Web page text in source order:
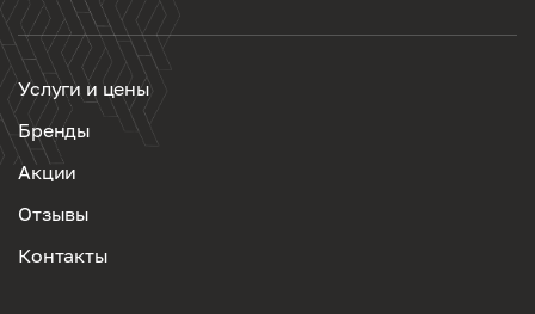
Услуги и цены
Бренды
Акции
Отзывы
Контакты